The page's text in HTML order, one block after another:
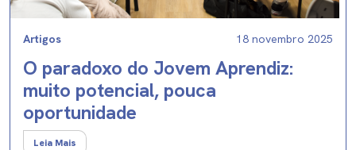
Artigos 18 novembro 2025
O paradoxo do Jovem Aprendiz:
muito potencial, pouca
oportunidade
Leia Mais